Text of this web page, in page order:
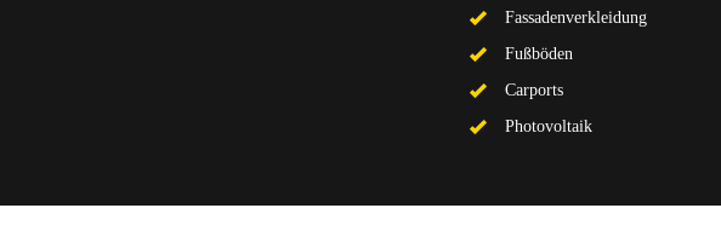
Fassadenverkleidung
Fußböden
Carports
Photovoltaik